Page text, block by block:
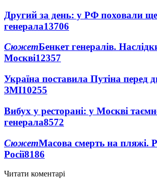
Другий за день: у РФ поховали
генерала13706
СюжетБенкет генералів.
Москві12357
Україна поставила Путіна перед
ЗМІ10255
Вибух у ресторані: у Москві
генерала8572
СюжетМасова смерть на пляжі.
Росії8186
Читати коментарі